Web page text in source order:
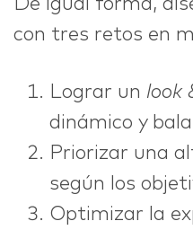
De igual forma,
con tres retos en
Lograr un look
dinámico y
Priorizar una
según los
Optimizar la